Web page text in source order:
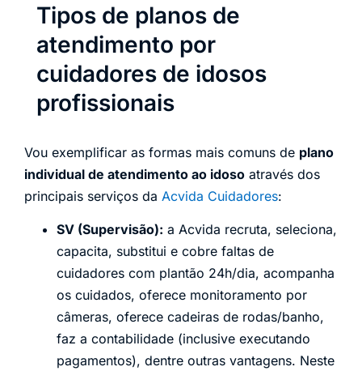
Tipos de planos de
atendimento por
cuidadores de idosos
profissionais
Vou exemplificar as formas mais comuns de plano
individual de atendimento ao idoso através dos
principais serviços da Acvida Cuidadores:
SV (Supervisão): a Acvida recruta, seleciona,
capacita, substitui e cobre faltas de
cuidadores com plantão 24h/dia, acompanha
os cuidados, oferece monitoramento por
câmeras, oferece cadeiras de rodas/banho,
faz a contabilidade (inclusive executando
pagamentos), dentre outras vantagens. Neste